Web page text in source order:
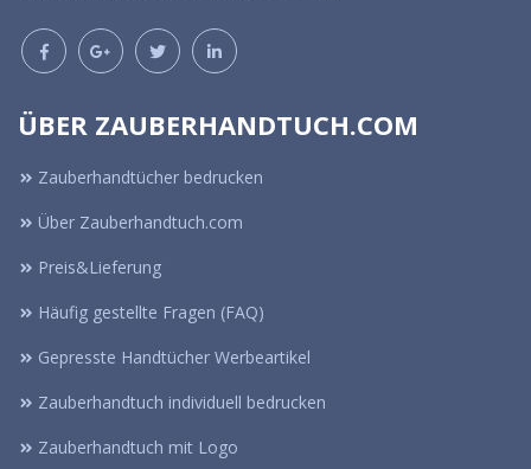
ÜBER ZAUBERHANDTUCH.COM
Zauberhandtücher bedrucken
Über Zauberhandtuch.com
Preis&Lieferung
Häufig gestellte Fragen (FAQ)
Gepresste Handtücher Werbeartikel
Zauberhandtuch individuell bedrucken
Zauberhandtuch mit Logo